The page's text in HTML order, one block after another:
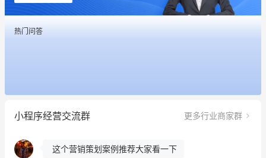
热门问答
小程序经营交流群 更多行业商家群
这个营销策划案例推荐大家看一下
昨晚的直播课程太好啦❤️
冰墩墩货源充足需要的联系我
这个营销策划案例推荐大家看一下